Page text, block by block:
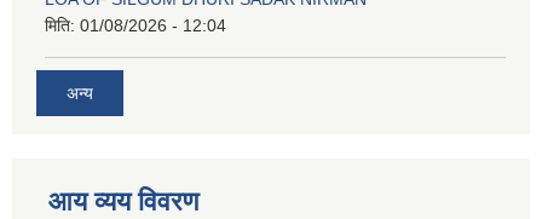
मिति: 01/08/2026 - 12:04
अन्य
आय व्यय विवरण